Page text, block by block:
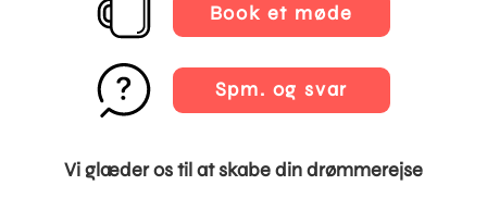
Book et møde
Spm. og svar
Vi glæder os til at skabe din drømmerejse